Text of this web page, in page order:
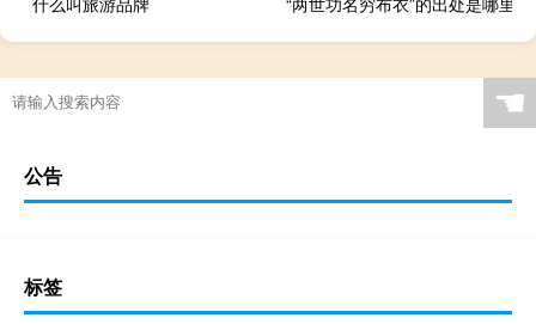
☚
公告
标签